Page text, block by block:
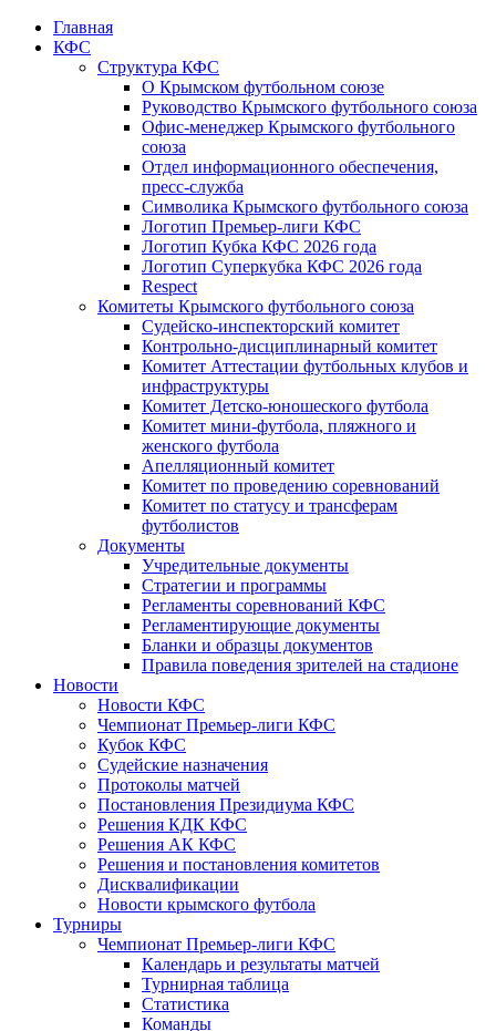
Главная
КФС
Структура КФС
О Крымском футбольном союзе
Руководство Крымского футбольного союза
Офис-менеджер Крымского футбольного
союза
Отдел информационного обеспечения,
пресс-служба
Символика Крымского футбольного союза
Логотип Премьер-лиги КФС
Логотип Кубка КФС 2026 года
Логотип Суперкубка КФС 2026 года
Respect
Комитеты Крымского футбольного союза
Судейско-инспекторский комитет
Контрольно-дисциплинарный комитет
Комитет Аттестации футбольных клубов и
инфраструктуры
Комитет Детско-юношеского футбола
Комитет мини-футбола, пляжного и
женского футбола
Апелляционный комитет
Комитет по проведению соревнований
Комитет по статусу и трансферам
футболистов
Документы
Учредительные документы
Стратегии и программы
Регламенты соревнований КФС
Регламентирующие документы
Бланки и образцы документов
Правила поведения зрителей на стадионе
Новости
Новости КФС
Чемпионат Премьер-лиги КФС
Кубок КФС
Судейские назначения
Протоколы матчей
Постановления Президиума КФС
Решения КДК КФС
Решения АК КФС
Решения и постановления комитетов
Дисквалификации
Новости крымского футбола
Турниры
Чемпионат Премьер-лиги КФС
Календарь и результаты матчей
Турнирная таблица
Статистика
Команды